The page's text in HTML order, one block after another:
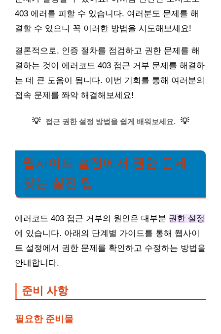
403 에러를 피할 수 있습니다. 여러분도 문제를 해
결할 수 있으니 꼭 이러한 방법을 시도해보세요!
결론적으로, 인증 절차를 점검하고 권한 문제를 해
결하는 것이 에러코드 403 접근 거부 문제를 해결하
는 데 큰 도움이 됩니다. 이번 기회를 통해 여러분의
접속 문제를 쫘악 해결해보세요!
💡 접근 권한 설정 방법을 쉽게 배워보세요. 💡
웹사이트 설정에서 권한 문제
찾는 실전 팁
에러코드 403 접근 거부의 원인은 대부분 권한 설정
에 있습니다. 아래의 단계별 가이드를 통해 웹사이
트 설정에서 권한 문제를 확인하고 수정하는 방법을
안내합니다.
준비 사항
필요한 준비물